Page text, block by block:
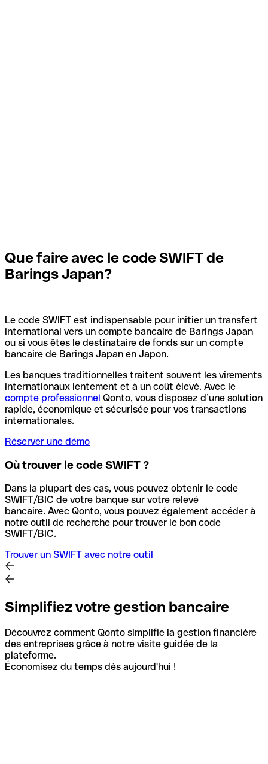
Que faire avec le code SWIFT de
Barings Japan?
Le code SWIFT est indispensable pour initier un transfert
international vers un compte bancaire de Barings Japan
ou si vous êtes le destinataire de fonds sur un compte
bancaire de Barings Japan en Japon.
Les banques traditionnelles traitent souvent les virements
internationaux lentement et à un coût élevé. Avec le
compte professionnel Qonto, vous disposez d’une solution
rapide, économique et sécurisée pour vos transactions
internationales.
Réserver une démo
Où trouver le code SWIFT ?
Dans la plupart des cas, vous pouvez obtenir le code
SWIFT/BIC de votre banque sur votre relevé
bancaire. Avec Qonto, vous pouvez également accéder à
notre outil de recherche pour trouver le bon code
SWIFT/BIC.
Trouver un SWIFT avec notre outil
Simplifiez votre gestion bancaire
Découvrez comment Qonto simplifie la gestion financière
des entreprises grâce à notre visite guidée de la
plateforme.
Économisez du temps dès aujourd'hui !